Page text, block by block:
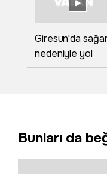
Giresun'da
nedeniyle yol
ulaşıma kapatıldı
Bunları da